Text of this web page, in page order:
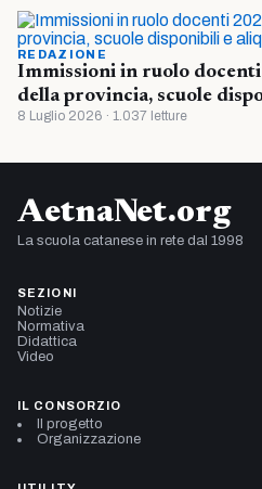
REDAZIONE
Immissioni in ruolo
della provincia, scuole
8 Luglio 2026 · 1.037 letture
AetnaNet.org
La scuola catanese in rete dal 1998
SEZIONI
Notizie
Normativa
Didattica
Video
IL CONSORZIO
Il progetto
Organizzazione